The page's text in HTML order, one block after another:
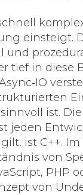
einsteigt.
tief in diese
ist.
jeden
ist C++.
von
PHP
von